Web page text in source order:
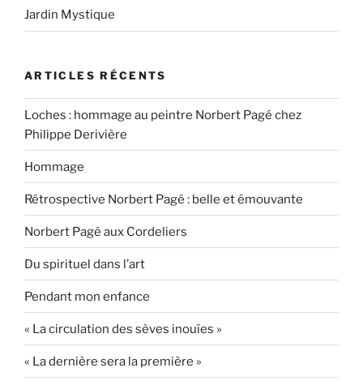
Jardin Mystique
ARTICLES RÉCENTS
Loches : hommage au peintre Norbert Pagé chez
Philippe Derivière
Hommage
Rétrospective Norbert Pagé : belle et émouvante
Norbert Pagé aux Cordeliers
Du spirituel dans l’art
Pendant mon enfance
« La circulation des sèves inouïes »
« La dernière sera la première »